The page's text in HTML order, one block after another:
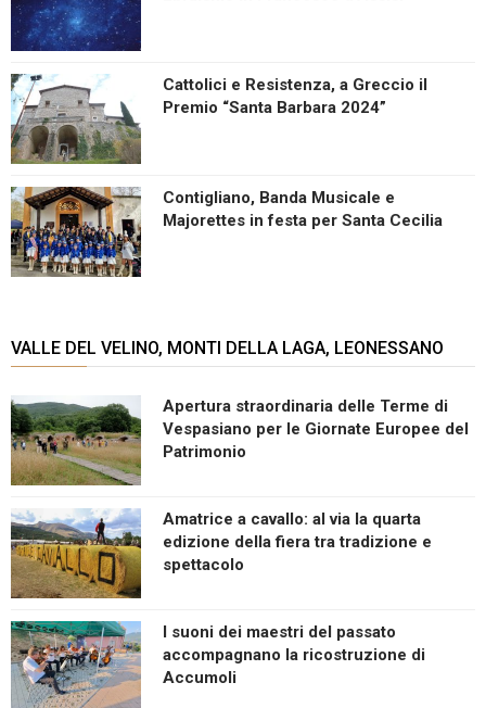
Cattolici e Resistenza, a Greccio il
Premio “Santa Barbara 2024”
Contigliano, Banda Musicale e
Majorettes in festa per Santa Cecilia
VALLE DEL VELINO, MONTI DELLA LAGA, LEONESSANO
Apertura straordinaria delle Terme di
Vespasiano per le Giornate Europee del
Patrimonio
Amatrice a cavallo: al via la quarta
edizione della fiera tra tradizione e
spettacolo
I suoni dei maestri del passato
accompagnano la ricostruzione di
Accumoli